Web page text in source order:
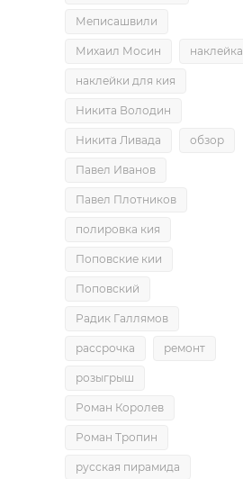
Меписашвили
Михаил Мосин наклейка
наклейки для кия
Никита Володин
Никита Ливада обзор
Павел Иванов
Павел Плотников
полировка кия
Поповские кии
Поповский
Радик Галлямов
рассрочка ремонт
розыгрыш
Роман Королев
Роман Тропин
русская пирамида